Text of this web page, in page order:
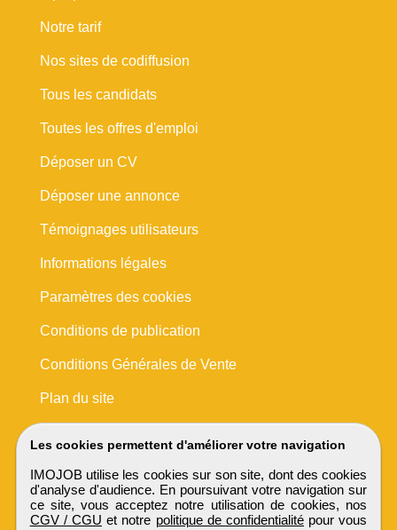
Les cookies permettent d'améliorer votre navigation
IMOJOB utilise les cookies sur son site, dont des cookies
d'analyse d'audience. En poursuivant votre navigation sur
ce site, vous acceptez notre utilisation de cookies, nos
CGV / CGU et notre politique de confidentialité pour vous
Notre tarif
Nos sites de codiffusion
Tous les candidats
Toutes les offres d'emploi
Déposer un CV
Déposer une annonce
Témoignages utilisateurs
Informations légales
Paramètres des cookies
Conditions de publication
Conditions Générales de Vente
Plan du site